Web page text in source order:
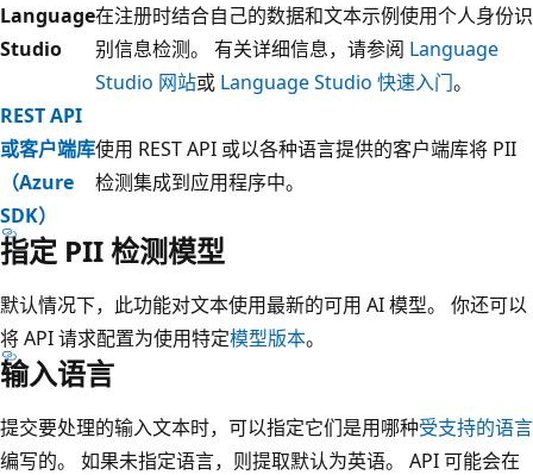
Language
Studio
在注册时结合自己的数据和文本示例使用个人身份识
别信息检测。 有关详细信息，请参阅 Language
Studio 网站或 Language Studio 快速入门。
REST API
或客户端库
（Azure
SDK）
使用 REST API 或以各种语言提供的客户端库将 PII
检测集成到应用程序中。
指定 PII 检测模型
默认情况下，此功能对文本使用最新的可用 AI 模型。 你还可以
将 API 请求配置为使用特定模型版本。
输入语言
提交要处理的输入文本时，可以指定它们是用哪种受支持的语言
编写的。 如果未指定语言，则提取默认为英语。 API 可能会在